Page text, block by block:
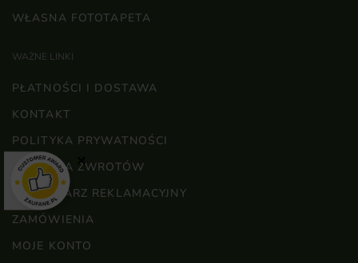
WŁASNA FOTOTAPETA
WAŻNE LINKI
PŁATNOŚCI I DOSTAWA
KONTAKT
POLITYKA PRYWATNOŚCI
POLITYKA ZWROTÓW
FORMULARZ REKLAMACYJNY
ZAMÓWIENIA
MOJE KONTO
×